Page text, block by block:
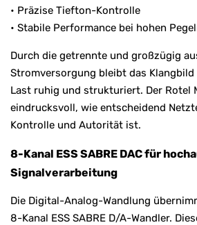
• Präzise Tiefton-Kontrolle
• Stabile Performance bei hohen
Durch die getrennte und großzügig
Stromversorgung bleibt das
Last ruhig und strukturiert. Der Rotel
eindrucksvoll, wie entscheidend
Kontrolle und Autorität ist.
8-Kanal ESS SABRE DAC für
Signalverarbeitung
Die Digital-Analog-Wandlung
8-Kanal ESS SABRE D/A-Wandler.